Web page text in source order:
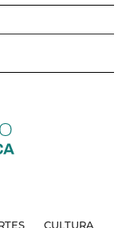
CULTURA